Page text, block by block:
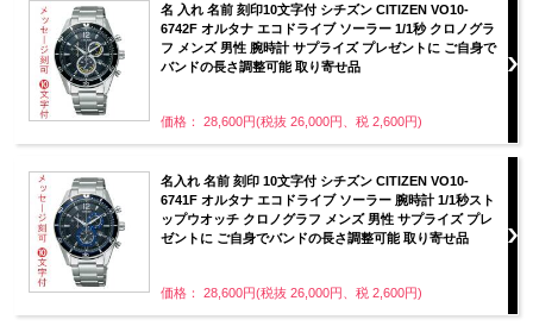
名 入れ 名前 刻印10文字付 シチズン CITIZEN VO10-
6742F オルタナ エコドライブ ソーラー 1/1秒 クロノグラ
フ メンズ 男性 腕時計 サプライズ プレゼントに ご自身で
バンドの長さ調整可能 取り寄せ品
価格： 28,600円(税抜 26,000円、税 2,600円)
名入れ 名前 刻印 10文字付 シチズン CITIZEN VO10-
6741F オルタナ エコドライブ ソーラー 腕時計 1/1秒スト
ップウオッチ クロノグラフ メンズ 男性 サプライズ プレ
ゼントに ご自身でバンドの長さ調整可能 取り寄せ品
価格： 28,600円(税抜 26,000円、税 2,600円)